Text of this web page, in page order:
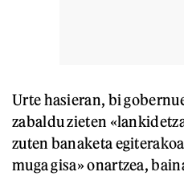
Urte hasieran, bi
zabaldu zieten
zuten banaketa
muga gisa» onartzea,